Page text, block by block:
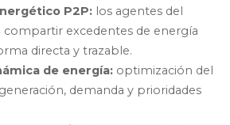
P2P: los agentes del
excedentes de energía
directa y trazable.
de energía: optimización del
demanda y prioridades